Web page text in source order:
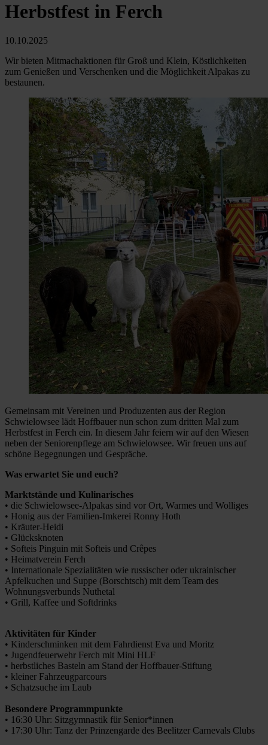
Herbstfest in Ferch
10.10.2025
Wir bieten Mitmachaktionen für Groß und Klein, Köstlichkeiten
zum Genießen und Verschenken und die Möglichkeit Alpakas zu
bestaunen.
Gemeinsam mit Vereinen und Produzenten aus der Region
Schwielowsee lädt Hoffbauer nun schon zum dritten Mal zum
Herbstfest in Ferch ein. In diesem Jahr feiern wir auf den Wiesen
neben der Seniorenpflege am Schwielowsee. Wir freuen uns auf
schöne Begegnungen und Gespräche.
Was erwartet Sie und euch?
Marktstände und Kulinarisches
• die Schwielowsee-Alpakas sind vor Ort, Warmes und Wolliges
• Honig aus der Familien-Imkerei Ronny Hoth
• Kräuter-Heidi
• Glücksknoten
• Softeis Pinguin mit Softeis und Crêpes
• Heimatverein Ferch
• Internationale Spezialitäten wie russischer oder ukrainischer
Apfelkuchen und Suppe (Borschtsch) mit dem Team des
Wohnungsverbunds Nuthetal
• Grill, Kaffee und Softdrinks
Aktivitäten für Kinder
• Kinderschminken mit dem Fahrdienst Eva und Moritz
• Jugendfeuerwehr Ferch mit Mini HLF
• herbstliches Basteln am Stand der Hoffbauer-Stiftung
• kleiner Fahrzeugparcours
• Schatzsuche im Laub
Besondere Programmpunkte
• 16:30 Uhr: Sitzgymnastik für Senior*innen
• 17:30 Uhr: Tanz der Prinzengarde des Beelitzer Carnevals Clubs